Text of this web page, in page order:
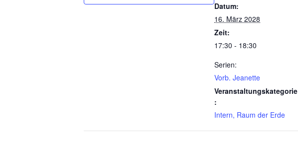
Datum:
16. März 2028
Zeit:
17:30 - 18:30
Serien:
Vorb. Jeanette
Veranstaltungskategorie
:
Intern, Raum der Erde